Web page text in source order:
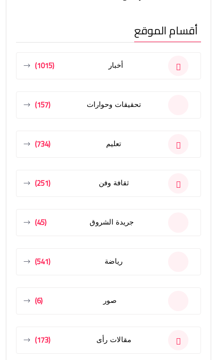
أقسام الموقع
أخبار (1015)
تحقيقات وحوارات (157)
تعليم (734)
ثقافة وفن (251)
جريدة الشروق (45)
رياضة (541)
صور (6)
مقالات رأى (173)